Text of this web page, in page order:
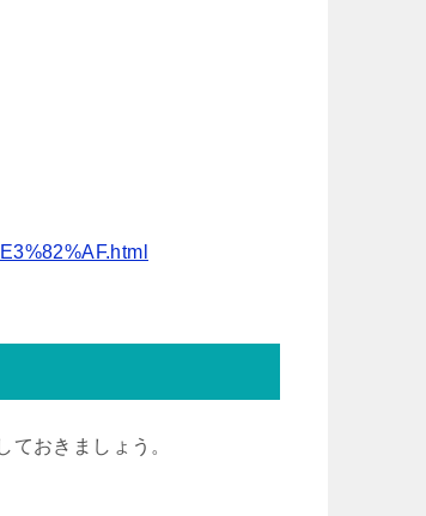
おきましょう。